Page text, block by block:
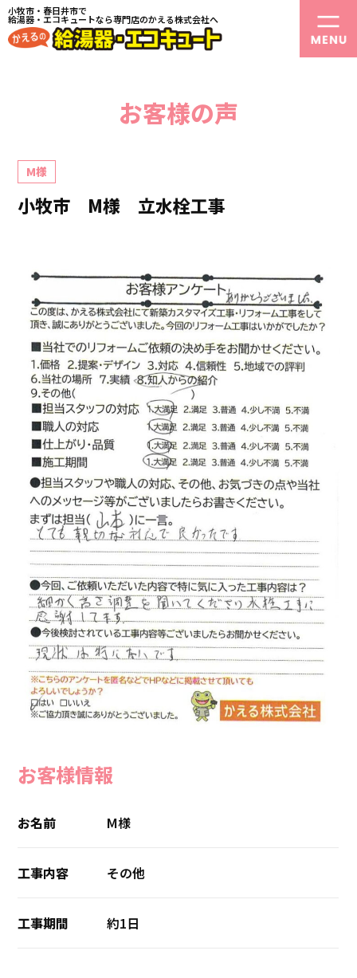
小牧市・春日井市で
給湯器・エコキュートなら専門店のかえる株式会社へ
お客様の声
M様
小牧市 M様 立水栓工事
お客様情報
お名前 M様
工事内容 その他
工事期間 約1日